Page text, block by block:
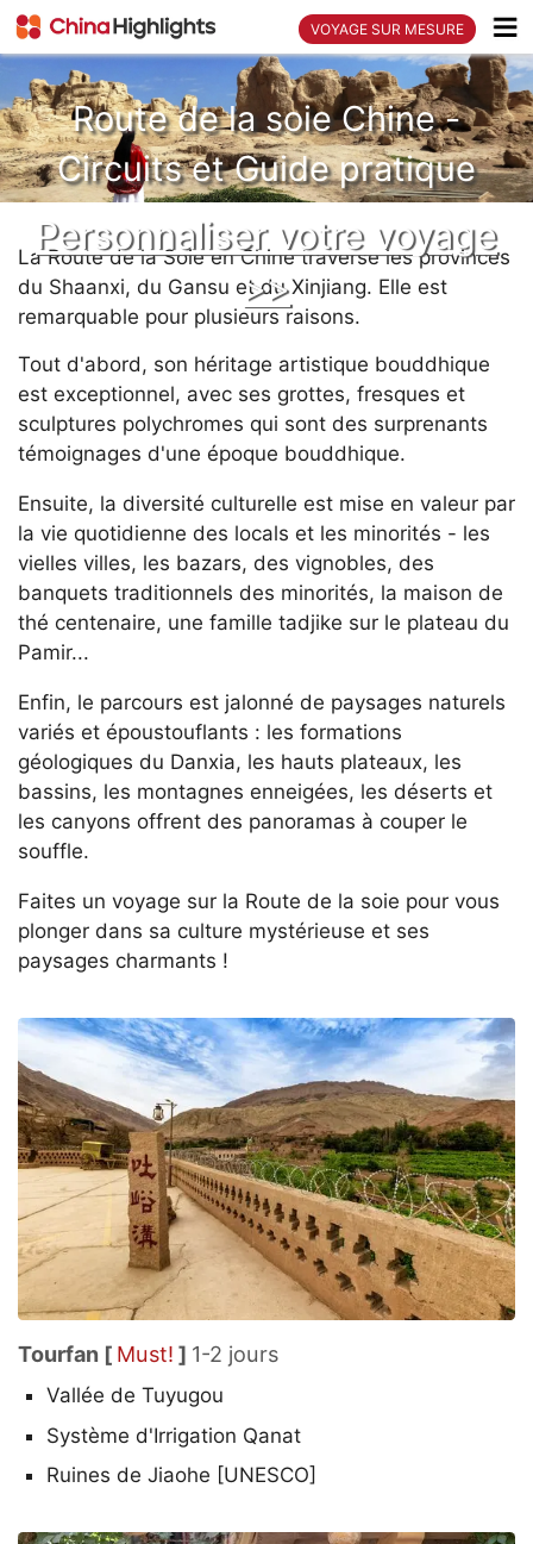
VOYAGE SUR MESURE
Route de la soie Chine -
Circuits et Guide pratique
Personnaliser votre voyage
>>
La Route de la Soie en Chine traverse les provinces
du Shaanxi, du Gansu et du Xinjiang. Elle est
remarquable pour plusieurs raisons.
Tout d'abord, son héritage artistique bouddhique
est exceptionnel, avec ses grottes, fresques et
sculptures polychromes qui sont des surprenants
témoignages d'une époque bouddhique.
Ensuite, la diversité culturelle est mise en valeur par
la vie quotidienne des locals et les minorités - les
vielles villes, les bazars, des vignobles, des
banquets traditionnels des minorités, la maison de
thé centenaire, une famille tadjike sur le plateau du
Pamir...
Enfin, le parcours est jalonné de paysages naturels
variés et époustouflants : les formations
géologiques du Danxia, les hauts plateaux, les
bassins, les montagnes enneigées, les déserts et
les canyons offrent des panoramas à couper le
souffle.
Faites un voyage sur la Route de la soie pour vous
plonger dans sa culture mystérieuse et ses
paysages charmants !
Tourfan [ Must! ] 1-2 jours
Vallée de Tuyugou
Système d'Irrigation Qanat
Ruines de Jiaohe [UNESCO]